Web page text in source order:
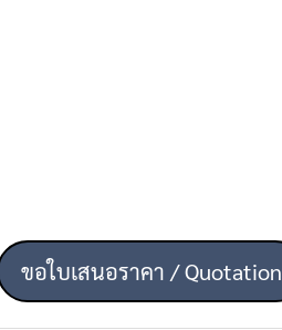
ขอใบเสนอราคา / Quotation